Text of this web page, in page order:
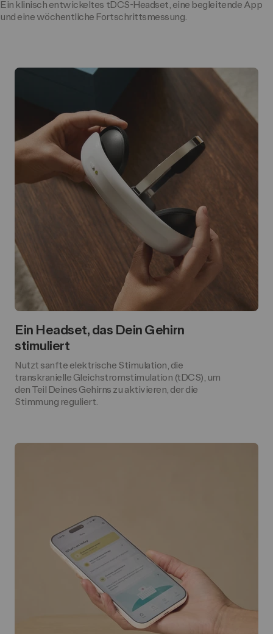
Ein klinisch entwickeltes tDCS-Headset, eine begleitende App
und eine wöchentliche Fortschrittsmessung.
Ein Headset, das Dein Gehirn
stimuliert
Nutzt sanfte elektrische Stimulation, die
transkranielle Gleichstromstimulation (tDCS), um
den Teil Deines Gehirns zu aktivieren, der die
Stimmung reguliert.